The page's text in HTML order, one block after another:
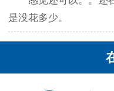
是没花多少。
韦之风：
老医生就是好，不
了…